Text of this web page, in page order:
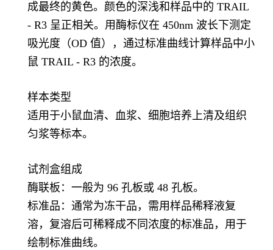
成最终的黄色。颜色的深浅和样品中的 TRAIL
- R3 呈正相关。用酶标仪在 450nm 波长下测定
吸光度（OD 值），通过标准曲线计算样品中小
鼠 TRAIL - R3 的浓度。
样本类型
适用于小鼠血清、血浆、细胞培养上清及组织
匀浆等标本。
试剂盒组成
酶联板：一般为 96 孔板或 48 孔板。
标准品：通常为冻干品，需用样品稀释液复
溶，复溶后可稀释成不同浓度的标准品，用于
绘制标准曲线。